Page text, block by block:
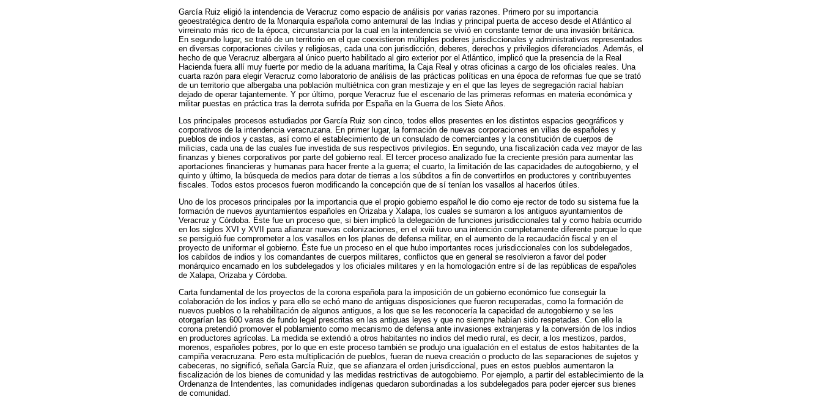
García Ruiz eligió la intendencia de Veracruz como espacio de análisis por varias razones. Primero por su importancia
geoestratégica dentro de la Monarquía española como antemural de las Indias y principal puerta de acceso desde el Atlántico al
virreinato más rico de la época, circunstancia por la cual en la intendencia se vivió en constante temor de una invasión británica.
En segundo lugar, se trató de un territorio en el que coexistieron múltiples poderes jurisdiccionales y administrativos representados
en diversas corporaciones civiles y religiosas, cada una con jurisdicción, deberes, derechos y privilegios diferenciados. Además, el
hecho de que Veracruz albergara al único puerto habilitado al giro exterior por el Atlántico, implicó que la presencia de la Real
Hacienda fuera allí muy fuerte por medio de la aduana marítima, la Caja Real y otras oficinas a cargo de los oficiales reales. Una
cuarta razón para elegir Veracruz como laboratorio de análisis de las prácticas políticas en una época de reformas fue que se trató
de un territorio que albergaba una población multiétnica con gran mestizaje y en el que las leyes de segregación racial habían
dejado de operar tajantemente. Y por último, porque Veracruz fue el escenario de las primeras reformas en materia económica y
militar puestas en práctica tras la derrota sufrida por España en la Guerra de los Siete Años.
Los principales procesos estudiados por García Ruiz son cinco, todos ellos presentes en los distintos espacios geográficos y
corporativos de la intendencia veracruzana. En primer lugar, la formación de nuevas corporaciones en villas de españoles y
pueblos de indios y castas, así como el establecimiento de un consulado de comerciantes y la constitución de cuerpos de
milicias, cada una de las cuales fue investida de sus respectivos privilegios. En segundo, una fiscalización cada vez mayor de las
finanzas y bienes corporativos por parte del gobierno real. El tercer proceso analizado fue la creciente presión para aumentar las
aportaciones financieras y humanas para hacer frente a la guerra; el cuarto, la limitación de las capacidades de autogobierno, y el
quinto y último, la búsqueda de medios para dotar de tierras a los súbditos a fin de convertirlos en productores y contribuyentes
fiscales. Todos estos procesos fueron modificando la concepción que de sí tenían los vasallos al hacerlos útiles.
Uno de los procesos principales por la importancia que el propio gobierno español le dio como eje rector de todo su sistema fue la
formación de nuevos ayuntamientos españoles en Orizaba y Xalapa, los cuales se sumaron a los antiguos ayuntamientos de
Veracruz y Córdoba. Éste fue un proceso que, si bien implicó la delegación de funciones jurisdiccionales tal y como había ocurrido
en los siglos XVI y XVII para afianzar nuevas colonizaciones, en el xviii tuvo una intención completamente diferente porque lo que
se persiguió fue comprometer a los vasallos en los planes de defensa militar, en el aumento de la recaudación fiscal y en el
proyecto de uniformar el gobierno. Éste fue un proceso en el que hubo importantes roces jurisdiccionales con los subdelegados,
los cabildos de indios y los comandantes de cuerpos militares, conflictos que en general se resolvieron a favor del poder
monárquico encarnado en los subdelegados y los oficiales militares y en la homologación entre sí de las repúblicas de españoles
de Xalapa, Orizaba y Córdoba.
Carta fundamental de los proyectos de la corona española para la imposición de un gobierno económico fue conseguir la
colaboración de los indios y para ello se echó mano de antiguas disposiciones que fueron recuperadas, como la formación de
nuevos pueblos o la rehabilitación de algunos antiguos, a los que se les reconocería la capacidad de autogobierno y se les
otorgarían las 600 varas de fundo legal prescritas en las antiguas leyes y que no siempre habían sido respetadas. Con ello la
corona pretendió promover el poblamiento como mecanismo de defensa ante invasiones extranjeras y la conversión de los indios
en productores agrícolas. La medida se extendió a otros habitantes no indios del medio rural, es decir, a los mestizos, pardos,
morenos, españoles pobres, por lo que en este proceso también se produjo una igualación en el estatus de estos habitantes de la
campiña veracruzana. Pero esta multiplicación de pueblos, fueran de nueva creación o producto de las separaciones de sujetos y
cabeceras, no significó, señala García Ruiz, que se afianzara el orden jurisdiccional, pues en estos pueblos aumentaron la
fiscalización de los bienes de comunidad y las medidas restrictivas de autogobierno. Por ejemplo, a partir del establecimiento de la
Ordenanza de Intendentes, las comunidades indígenas quedaron subordinadas a los subdelegados para poder ejercer sus bienes
de comunidad.